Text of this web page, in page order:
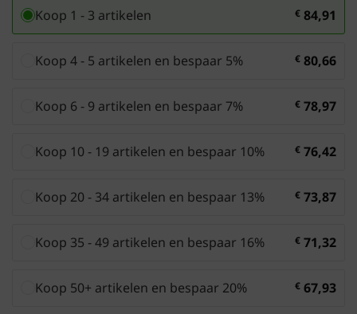
Koop 1 - 3 artikelen € 84,91
Koop 4 - 5 artikelen en bespaar 5% € 80,66
Koop 6 - 9 artikelen en bespaar 7% € 78,97
Koop 10 - 19 artikelen en bespaar 10% € 76,42
Koop 20 - 34 artikelen en bespaar 13% € 73,87
Koop 35 - 49 artikelen en bespaar 16% € 71,32
Koop 50+ artikelen en bespaar 20% € 67,93